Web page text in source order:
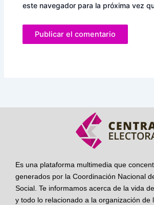
este navegador para la próxima vez
Es una plataforma multimedia que
generados por la Coordinación Nacional
Social. Te informamos acerca de la vida
y todo lo relacionado a la organización de